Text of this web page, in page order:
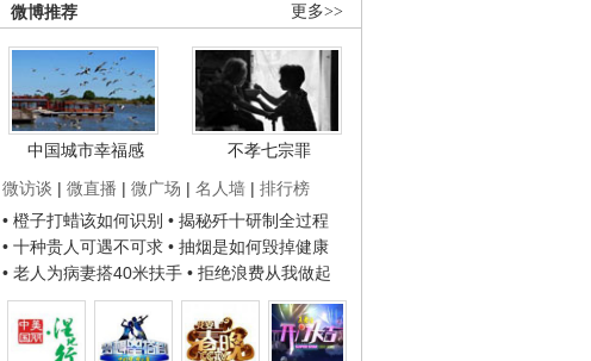
更多>>
微博推荐
中国城市幸福感
不孝七宗罪
微访谈 | 微直播 | 微广场 | 名人墙 | 排行榜
• 橙子打蜡该如何识别 • 揭秘歼十研制全过程
• 十种贵人可遇不可求 • 抽烟是如何毁掉健康
• 老人为病妻搭40米扶手 • 拒绝浪费从我做起